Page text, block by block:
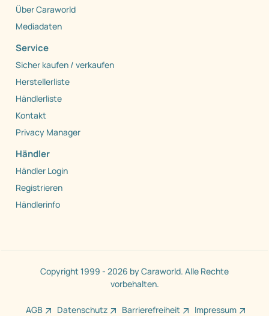
Über Caraworld
Mediadaten
Service
Sicher kaufen / verkaufen
Herstellerliste
Händlerliste
Kontakt
Privacy Manager
Händler
Händler Login
Registrieren
Händlerinfo
Copyright 1999 - 2026 by Caraworld. Alle Rechte
vorbehalten.
AGB Datenschutz Barrierefreiheit Impressum